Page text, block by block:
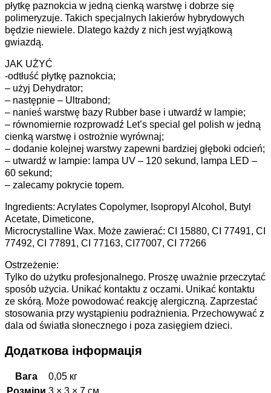
płytkę paznokcia w jedną cienką warstwę i dobrze się
polimeryzuje. Takich specjalnych lakierów hybrydowych
będzie niewiele. Dlatego każdy z nich jest wyjątkową
gwiazdą.
JAK UŻYĆ
-odtłuść płytkę paznokcia;
– użyj Dehydrator;
– następnie – Ultrabond;
– nanieś warstwę bazy Rubber base i utwardź w lampie;
– równomiernie rozprowadź Let’s special gel polish w jedną
cienką warstwę i ostrożnie wyrównaj;
– dodanie kolejnej warstwy zapewni bardziej głęboki odcień;
– utwardź w lampie: lampa UV – 120 sekund, lampa LED –
60 sekund;
– zalecamy pokrycie topem.
Ingredients: Acrylates Copolymer, Isopropyl Alcohol, Butyl
Acetate, Dimeticone,
Microcrystalline Wax. Może zawierać: CI 15880, CI 77491, CI
77492, CI 77891, CI 77163, CI77007, CI 77266
Ostrzeżenie:
Tylko do użytku profesjonalnego. Proszę uważnie przeczytać
sposób użycia. Unikać kontaktu z oczami. Unikać kontaktu
ze skórą. Może powodować reakcję alergiczną. Zaprzestać
stosowania przy wystąpieniu podrażnienia. Przechowywać z
dala od światła słonecznego i poza zasięgiem dzieci.
Додаткова інформація
Вага
0,05 кг